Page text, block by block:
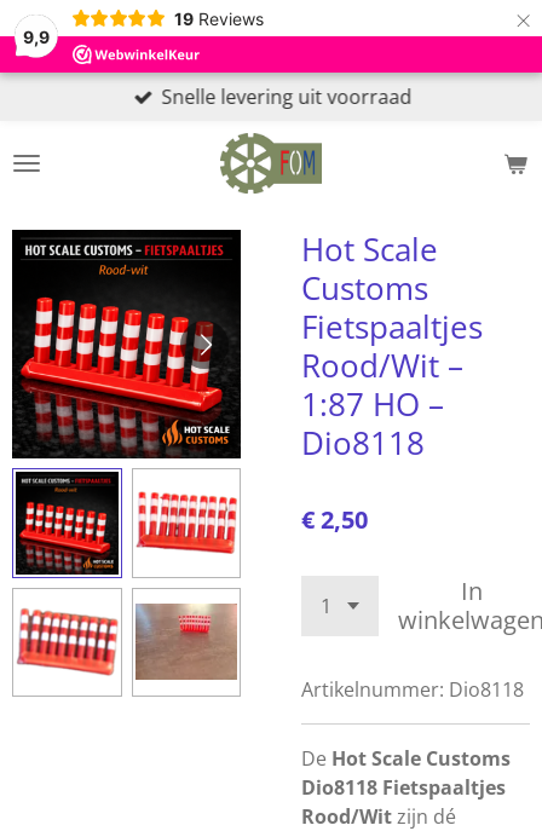
9,9
19 Reviews ×
Snelle levering uit voorraad
Hot Scale
Customs
Fietspaaltjes
Rood/Wit –
1:87 HO –
Dio8118
€ 2,50
In
Artikelnummer: Dio8118
De Hot Scale Customs
Dio8118 Fietspaaltjes
Rood/Witzijn dé